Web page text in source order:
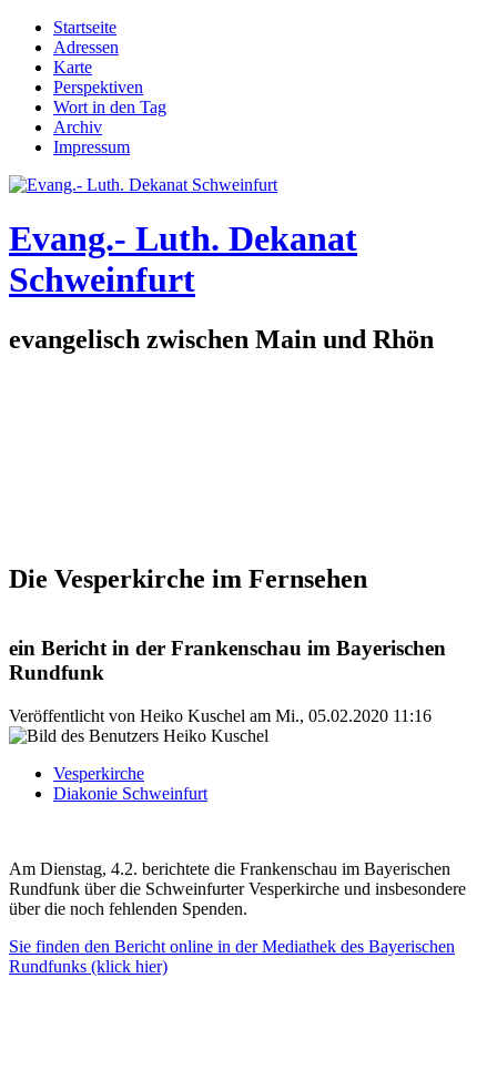
Direkt zum Inhalt
Hauptmenü
Startseite
Adressen
Karte
Perspektiven
Wort in den Tag
Archiv
Impressum
Evang.- Luth. Dekanat
Schweinfurt
evangelisch zwischen Main und Rhön
Die Vesperkirche im Fernsehen
ein Bericht in der Frankenschau im Bayerischen
Rundfunk
Veröffentlicht von Heiko Kuschel am Mi., 05.02.2020 11:16
Vesperkirche
Diakonie Schweinfurt
Am Dienstag, 4.2. berichtete die Frankenschau im Bayerischen
Rundfunk über die Schweinfurter Vesperkirche und insbesondere
über die noch fehlenden Spenden.
Sie finden den Bericht online in der Mediathek des Bayerischen
Rundfunks (klick hier)